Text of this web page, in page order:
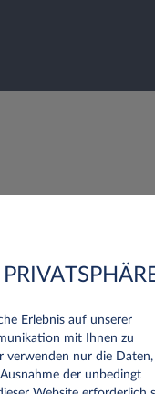
Erlebnis auf unserer
mit Ihnen zu
verwenden nur die
der unbedingt